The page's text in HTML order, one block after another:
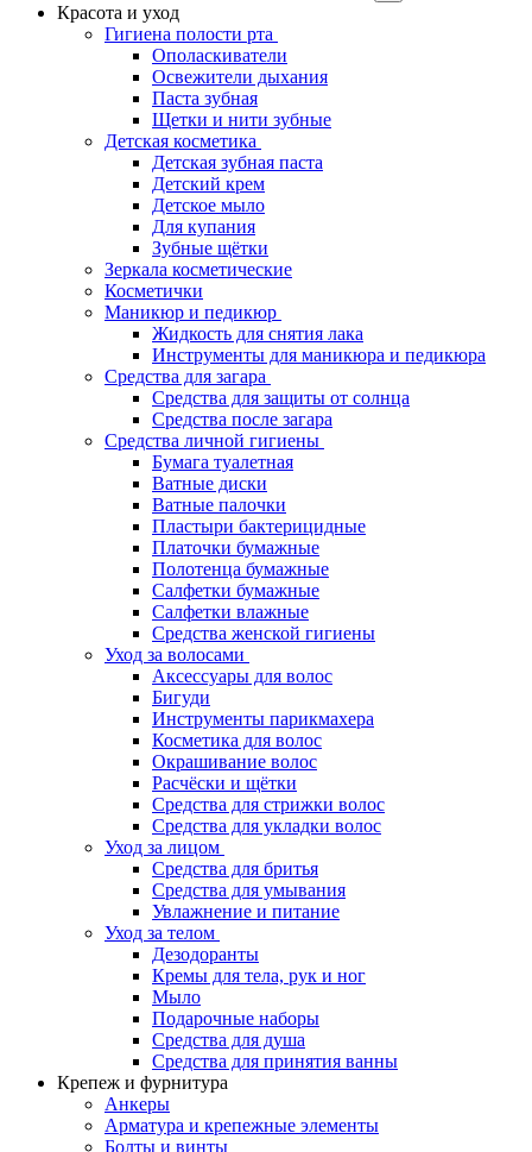
Красота и уход
Гигиена полости рта
Ополаскиватели
Освежители дыхания
Паста зубная
Щетки и нити зубные
Детская косметика
Детская зубная паста
Детский крем
Детское мыло
Для купания
Зубные щётки
Зеркала косметические
Косметички
Маникюр и педикюр
Жидкость для снятия лака
Инструменты для маникюра и педикюра
Средства для загара
Средства для защиты от солнца
Средства после загара
Средства личной гигиены
Бумага туалетная
Ватные диски
Ватные палочки
Пластыри бактерицидные
Платочки бумажные
Полотенца бумажные
Салфетки бумажные
Салфетки влажные
Средства женской гигиены
Уход за волосами
Аксессуары для волос
Бигуди
Инструменты парикмахера
Косметика для волос
Окрашивание волос
Расчёски и щётки
Средства для стрижки волос
Средства для укладки волос
Уход за лицом
Средства для бритья
Средства для умывания
Увлажнение и питание
Уход за телом
Дезодоранты
Кремы для тела, рук и ног
Мыло
Подарочные наборы
Средства для душа
Средства для принятия ванны
Крепеж и фурнитура
Анкеры
Арматура и крепежные элементы
Болты и винты